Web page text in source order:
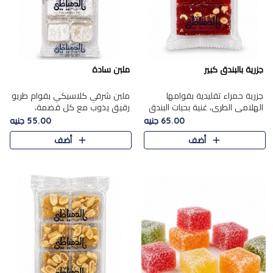
جزرية بالبندق كبير
جزرية حمراء تقليدية بقوامها
الهلامي الطري، غنية بحبات البندق
الفاخرة التي تضيف قرمشة راقية
إلى قوامها الناعم، لتقدم مزيجًا
متوازنًا من النكه..
65.00 جنيه
أضف
ملبن سادة
ملبن شرقي كلاسيكي بقوام طريو
رقيق يذوب مع كل قضمة،
مغطى بطبقة ناعمة من السكر
البودرة ليقدم المذاق الأصيل الذي
ارتبط بحلويات المولد التقليدي..
55.00 جنيه
أضف